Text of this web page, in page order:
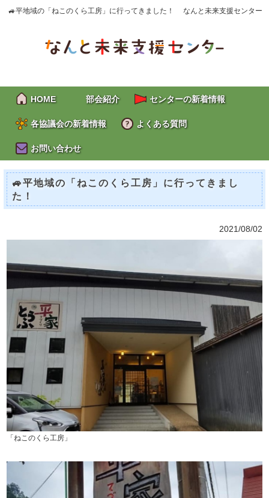
🚙平地域の「ねこのくら工房」に行ってきました！ なんと未来支援センター
HOME 部会紹介 センターの新着情報
各協議会の新着情報 よくある質問
お問い合わせ
🚙平地域の「ねこのくら工房」に行ってきまし
た！
2021/08/02
「ねこのくら工房」